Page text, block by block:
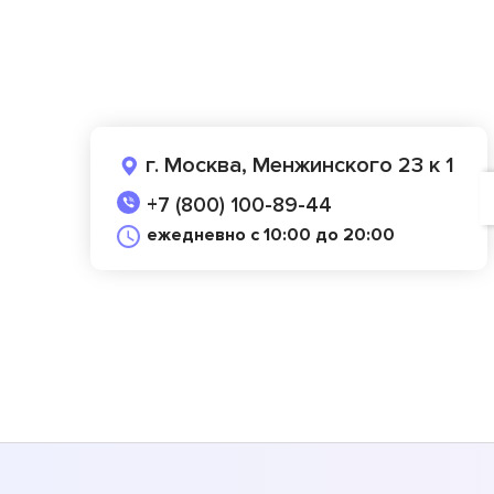
г. Москва, Менжинского 23 к 1
+7 (800) 100-89-44
ежедневно с 10:00 до 20:00